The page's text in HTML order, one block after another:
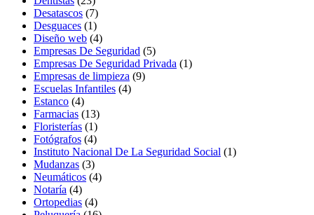
Desatascos (7)
Desguaces (1)
Diseño web (4)
Empresas De Seguridad (5)
Empresas De Seguridad Privada (1)
Empresas de limpieza (9)
Escuelas Infantiles (4)
Estanco (4)
Farmacias (13)
Floristerías (1)
Fotógrafos (4)
Instituto Nacional De La Seguridad Social (1)
Mudanzas (3)
Neumáticos (4)
Notaría (4)
Ortopedias (4)